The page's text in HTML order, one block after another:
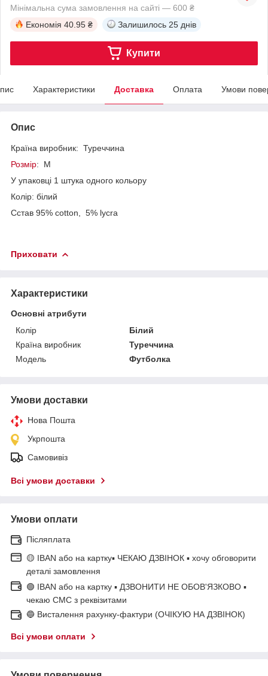
Мінімальна сума замовлення на сайті — 600 ₴
Економія 40.95 ₴ Залишилось 25 днів
Купити
Характеристики Доставка Оплата Умови
Опис
Країна виробник: Туреччина
Розмір: M
У упаковці 1 штука одного кольору
Колір: білий
Сстав 95% cotton, 5% lycra
Приховати
Характеристики
Основні атрибути
Колір
Білий
Країна виробник
Туреччина
Модель
Футболка
Умови доставки
Нова Пошта
Укрпошта
Самовивіз
Всі умови доставки
Умови оплати
Післяплата
🟡 IBAN або на картку▪ ЧЕКАЮ ДЗВІНОК ▪ хочу обговорити
деталі замовлення
🟢 IBAN або на картку ▪ ДЗВОНИТИ НЕ ОБОВ'ЯЗКОВО ▪
чекаю СМС з реквізитами
🔵 Висталення рахунку-фактури (ОЧІКУЮ НА ДЗВІНОК)
Всі умови оплати